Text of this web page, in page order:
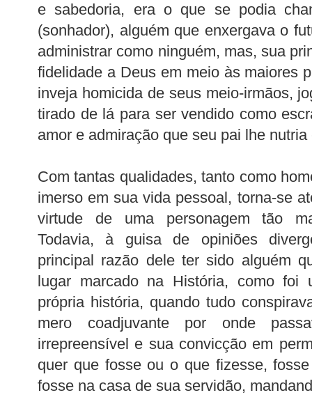
e sabedoria, era o que se podia
(sonhador), alguém que enxergava o
administrar como ninguém, mas, sua
fidelidade a Deus em meio às maiores
inveja homicida de seus meio-irmãos,
tirado de lá para ser vendido como
amor e admiração que seu pai lhe
Com tantas qualidades, tanto como
imerso em sua vida pessoal, torna-se
virtude de uma personagem tão
Todavia, à guisa de opiniões
principal razão dele ter sido alguém
lugar marcado na História, como foi
própria história, quando tudo
mero coadjuvante por onde
irrepreensível e sua convicção em
quer que fosse ou o que fizesse,
fosse na casa de sua servidão,